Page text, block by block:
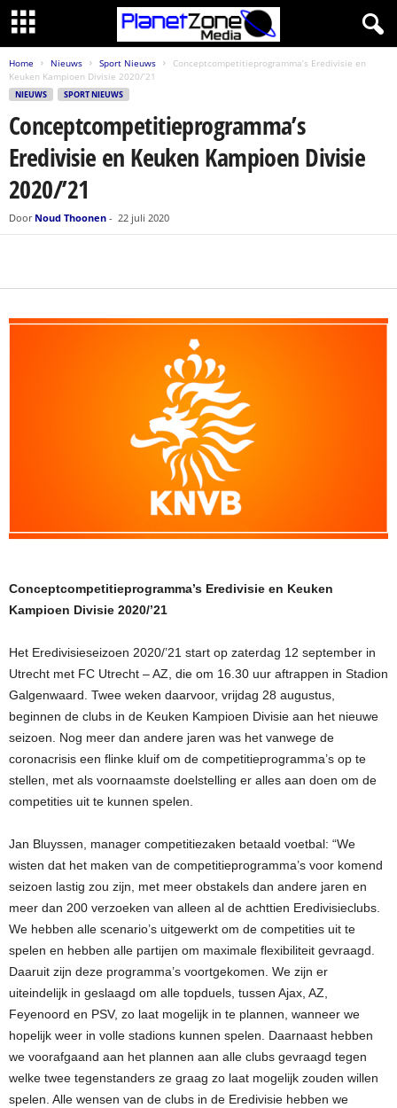
Home Nieuws Sport Nieuws
Conceptcompetitieprogramma’s Eredivisie en
Keuken Kampioen Divisie 2020/’21
NIEUWS SPORT NIEUWS
Conceptcompetitieprogramma’s
Eredivisie en Keuken Kampioen Divisie
2020/’21
Door Noud Thoonen - 22 juli 2020
Conceptcompetitieprogramma’s Eredivisie en Keuken
Kampioen Divisie 2020/’21
Het Eredivisieseizoen 2020/’21 start op zaterdag 12 september in
Utrecht met FC Utrecht – AZ, die om 16.30 uur aftrappen in Stadion
Galgenwaard. Twee weken daarvoor, vrijdag 28 augustus,
beginnen de clubs in de Keuken Kampioen Divisie aan het nieuwe
seizoen. Nog meer dan andere jaren was het vanwege de
coronacrisis een flinke kluif om de competitieprogramma’s op te
stellen, met als voornaamste doelstelling er alles aan doen om de
competities uit te kunnen spelen.
Jan Bluyssen, manager competitiezaken betaald voetbal: “We
wisten dat het maken van de competitieprogramma’s voor komend
seizoen lastig zou zijn, met meer obstakels dan andere jaren en
meer dan 200 verzoeken van alleen al de achttien Eredivisieclubs.
We hebben alle scenario’s uitgewerkt om de competities uit te
spelen en hebben alle partijen om maximale flexibiliteit gevraagd.
Daaruit zijn deze programma’s voortgekomen. We zijn er
uiteindelijk in geslaagd om alle topduels, tussen Ajax, AZ,
Feyenoord en PSV, zo laat mogelijk in te plannen, wanneer we
hopelijk weer in volle stadions kunnen spelen. Daarnaast hebben
we voorafgaand aan het plannen aan alle clubs gevraagd tegen
welke twee tegenstanders ze graag zo laat mogelijk zouden willen
spelen. Alle wensen van de clubs in de Eredivisie hebben we